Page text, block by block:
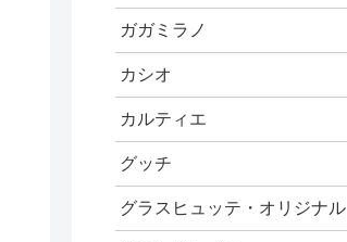
ガガミラノ
カシオ
カルティエ
グッチ
グラスヒュッテ・オリジナル